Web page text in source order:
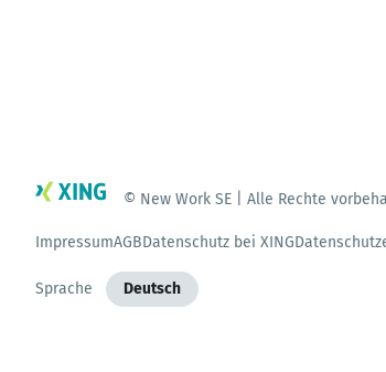
© New Work SE | Alle Rechte
ImpressumAGBDatenschutz bei XING
Sprache Deutsch